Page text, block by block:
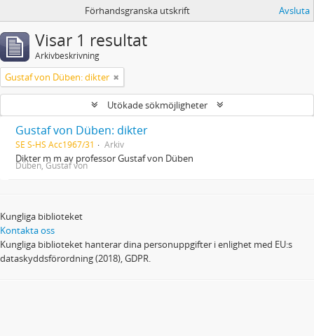
Förhandsgranska utskrift Avsluta
Visar 1 resultat
Arkivbeskrivning
Gustaf von Düben: dikter
Utökade sökmöjligheter
Gustaf von Düben: dikter
SE S-HS Acc1967/31 Arkiv
Dikter m m av professor Gustaf von Düben
Düben, Gustaf von
Kungliga biblioteket
Kontakta oss
Kungliga biblioteket hanterar dina personuppgifter i enlighet med EU:s
dataskyddsförordning (2018), GDPR.